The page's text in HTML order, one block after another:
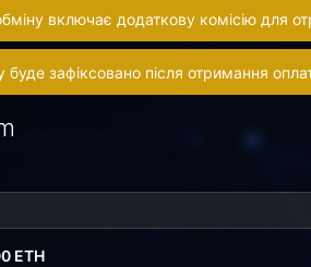
включає додаткову комісію для
буде зафіксовано після отримання
ETH